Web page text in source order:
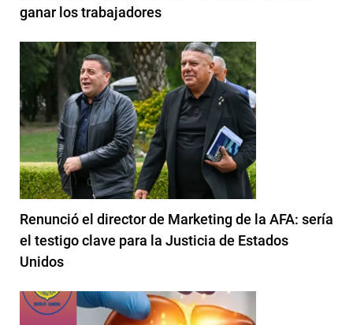
ganar los trabajadores
Renunció el director de Marketing de la AFA: sería
el testigo clave para la Justicia de Estados
Unidos